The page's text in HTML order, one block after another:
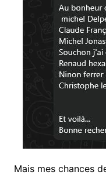
Mais mes chances